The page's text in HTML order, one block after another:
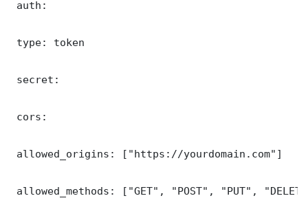
auth:
type: token
secret:
cors:
allowed_origins: ["https://yourdomain.com"]
allowed_methods: ["GET", "POST", "PUT",